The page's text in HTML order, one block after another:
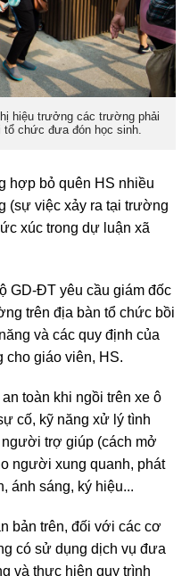
hiệu trưởng các trường phải
tổ chức đưa đón học sinh.
hợp bỏ quên HS nhiều
(sự việc xảy ra tại trường
xúc trong dự luận xã
GD-ĐT yêu cầu giám đốc
trên địa bàn tổ chức bồi
và các quy định của
cho giáo viên, HS.
toàn khi ngồi trên xe ô
cố, kỹ năng xử lý tình
trợ giúp (cách mở
người xung quanh, phát
ánh sáng, ký hiệu...
bản trên, đối với các cơ
có sử dụng dịch vụ đưa
và thực hiện quy trình